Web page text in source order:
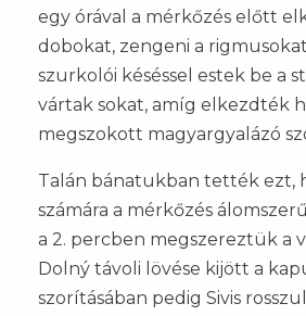
egy órával a mérkőzés előtt
dobokat, zengeni a
szurkolói késéssel estek be a
vártak sokat, amíg elkezdték
megszokott magyargyalázó
Talán bánatukban tették ezt,
számára a mérkőzés
a 2. percben megszereztük a
Dolný távoli lövése kijött a
szorításában pedig Sivis